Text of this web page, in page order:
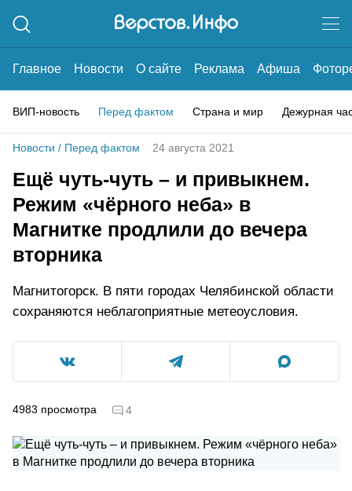
Главное Новости О сайте Реклама Афиша
ВИП-новость Перед фактом Страна и мир Дежурная
Новости / Перед фактом 24 августа 2021
Ещё чуть-чуть – и привыкнем.
Режим «чёрного неба» в
Магнитке продлили до вечера
вторника
Магнитогорск. В пяти городах Челябинской области
сохраняются неблагоприятные метеоусловия.
4983 просмотра 4